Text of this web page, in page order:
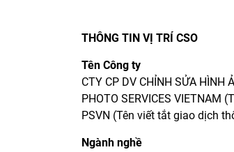
THÔNG TIN VỊ TRÍ CSO
Tên Công ty
CTY CP DV CHỈNH SỬA HÌNH
PHOTO SERVICES VIETNAM
PSVN (Tên viết tắt giao dịch
Ngành nghề